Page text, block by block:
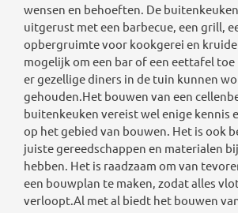
wensen en behoeften. De
uitgerust met een barbecue, een grill,
opbergruimte voor kookgerei en
mogelijk om een bar of een eettafel
er gezellige diners in de tuin kunnen
gehouden.Het bouwen van een
buitenkeuken vereist wel enige kennis
op het gebied van bouwen. Het is ook
juiste gereedschappen en materialen
hebben. Het is raadzaam om van
een bouwplan te maken, zodat alles
verloopt.Al met al biedt het bouwen